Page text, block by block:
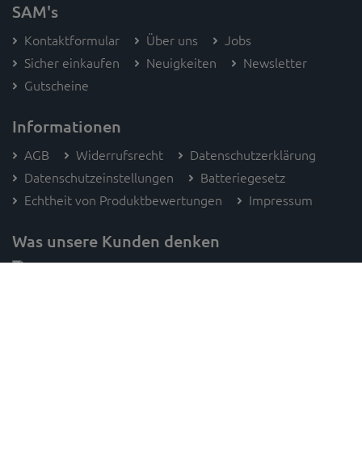
SAM's
Kontaktformular Über uns
Jobs
Sicher einkaufen
Neuigkeiten
Newsletter
Gutscheine
Informationen
AGB Widerrufsrecht
Datenschutzerklärung
Datenschutzeinstellungen
Batteriegesetz
Echtheit von Produktbewertungen
Impressum
Was unsere Kunden denken